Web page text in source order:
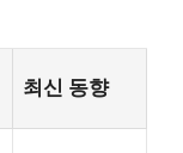
최신 동향